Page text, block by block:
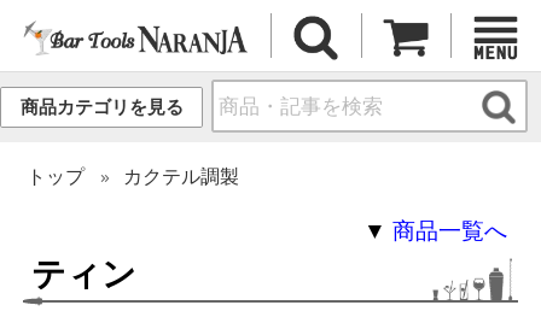
商品カテゴリを見る
トップ カクテル調製
ティン
▼商品一覧へ